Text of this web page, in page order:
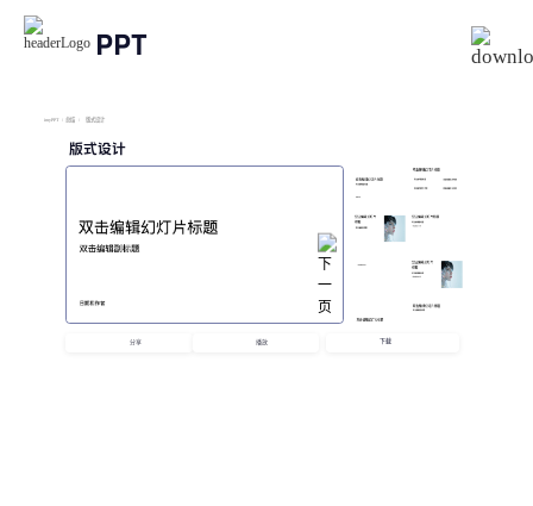
PPT
imyPPT / 总结 / 版式设计
版式设计
分享 播放 下载